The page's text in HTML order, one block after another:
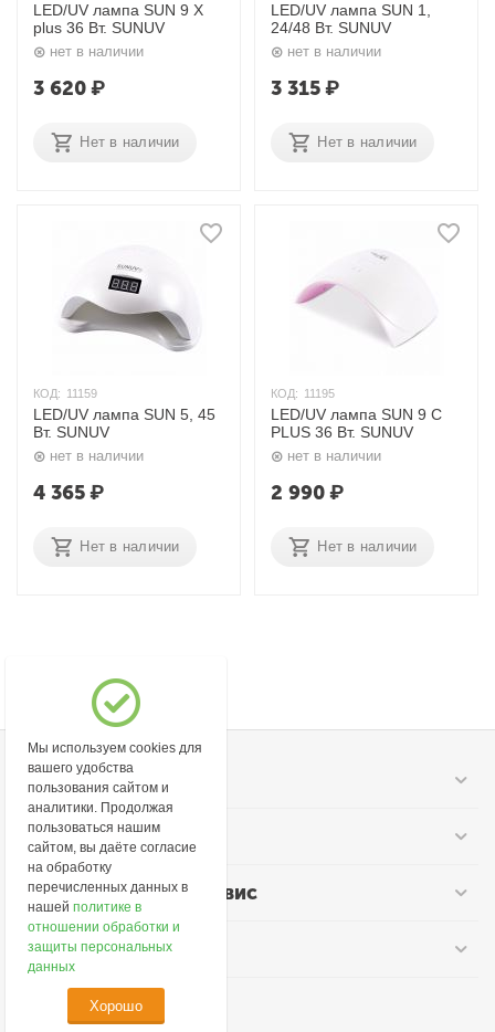
LED/UV лампа SUN 9 X
plus 36 Вт. SUNUV
нет в наличии
3 620₽
Нет в наличии
LED/UV лампа SUN 1,
24/48 Вт. SUNUV
нет в наличии
3 315₽
Нет в наличии
КОД: 11159
LED/UV лампа SUN 5, 45
Вт. SUNUV
нет в наличии
4 365₽
Нет в наличии
КОД: 11195
LED/UV лампа SUN 9 С
PLUS 36 Вт. SUNUV
нет в наличии
2 990₽
Нет в наличии
Моя учетная запись
Информация
Покупательский сервис
Контакты
Мы используем cookies для
вашего удобства
пользования сайтом и
аналитики. Продолжая
пользоваться нашим
сайтом, вы даёте согласие
на обработку
перечисленных данных в
нашейполитике в
отношении обработки и
защиты персональных
данных
Хорошо